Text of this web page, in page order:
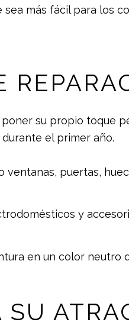
sea más fácil para los
su propio toque
el primer año.
ventanas, puertas,
y
en un color neutro
SU